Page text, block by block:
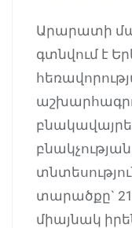
Արարատի
գտնվում է
տարածքը`
միայնակ